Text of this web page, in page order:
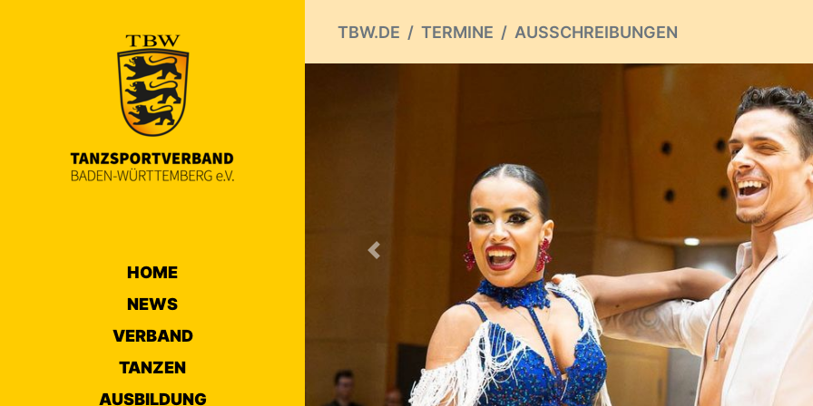
HOME
NEWS
VERBAND
TANZEN
AUSBILDUNG
TBW.DE TERMINE AUSSCHREIBUNGEN
Previous